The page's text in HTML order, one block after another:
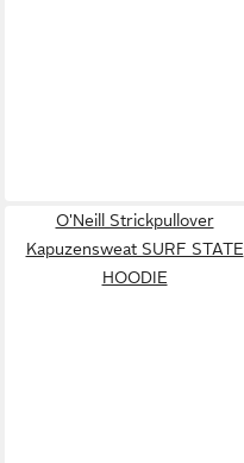
O'Neill Strickpullover
Kapuzensweat SURF STATE
HOODIE